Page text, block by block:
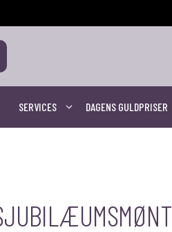
SERVICES DAGENS GULDPRISER